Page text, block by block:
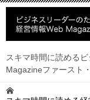
スキマ時間に読める
Magazineファースト